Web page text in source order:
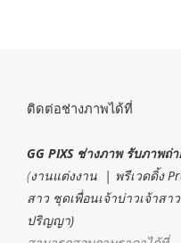
ติดต่อช่างภาพได้ที่
GG PIXS ช่างภาพ รับภาพ
(งานแต่งงาน | พรีเวดดิ้ง
สาว ชุดเพื่อนเจ้าบ่าวเจ้า
ปริญญา)